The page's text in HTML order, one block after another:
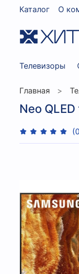
Каталог О
Телевизоры
Главная
Neo